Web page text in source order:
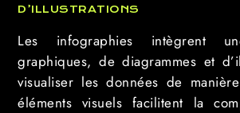
D’ILLUSTRATIONS
Les infographies intègrent
graphiques, de diagrammes et
visualiser les données de
éléments visuels facilitent la